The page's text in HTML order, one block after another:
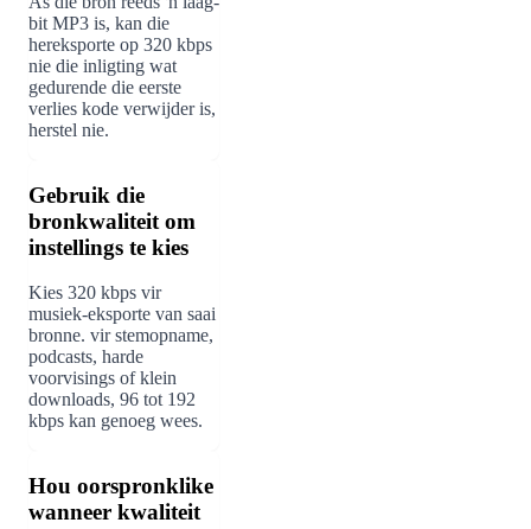
bit MP3 is, kan die
hereksporte op 320 kbps
nie die inligting wat
gedurende die eerste
verlies kode verwijder is,
herstel nie.
Gebruik die
bronkwaliteit om
instellings te kies
Kies 320 kbps vir
musiek-eksporte van saai
bronne. vir stemopname,
podcasts, harde
voorvisings of klein
downloads, 96 tot 192
kbps kan genoeg wees.
Hou oorspronklike
wanneer kwaliteit